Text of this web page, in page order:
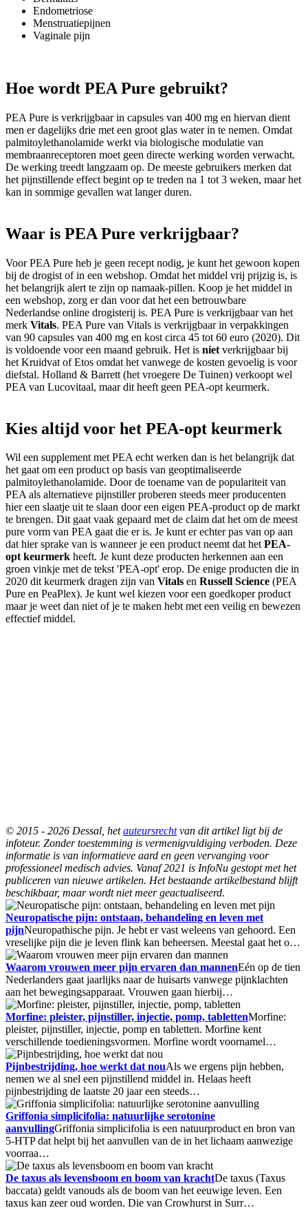
Endometriose
Menstruatiepijnen
Vaginale pijn
Hoe wordt PEA Pure gebruikt?
PEA Pure is verkrijgbaar in capsules van 400 mg en hiervan dient
men er dagelijks drie met een groot glas water in te nemen. Omdat
palmitoylethanolamide werkt via biologische modulatie van
membraanreceptoren moet geen directe werking worden verwacht.
De werking treedt langzaam op. De meeste gebruikers merken dat
het pijnstillende effect begint op te treden na 1 tot 3 weken, maar het
kan in sommige gevallen wat langer duren.
Waar is PEA Pure verkrijgbaar?
Voor PEA Pure heb je geen recept nodig, je kunt het gewoon kopen
bij de drogist of in een webshop. Omdat het middel vrij prijzig is, is
het belangrijk alert te zijn op namaak-pillen. Koop je het middel in
een webshop, zorg er dan voor dat het een betrouwbare
Nederlandse online drogisterij is. PEA Pure is verkrijgbaar van het
merk Vitals. PEA Pure van Vitals is verkrijgbaar in verpakkingen
van 90 capsules van 400 mg en kost circa 45 tot 60 euro (2020). Dit
is voldoende voor een maand gebruik. Het is niet verkrijgbaar bij
het Kruidvat of Etos omdat het vanwege de kosten gevoelig is voor
diefstal. Holland & Barrett (het vroegere De Tuinen) verkoopt wel
PEA van Lucovitaal, maar dit heeft geen PEA-opt keurmerk.
Kies altijd voor het PEA-opt keurmerk
Wil een supplement met PEA echt werken dan is het belangrijk dat
het gaat om een product op basis van geoptimaliseerde
palmitoylethanolamide. Door de toename van de populariteit van
PEA als alternatieve pijnstiller proberen steeds meer producenten
hier een slaatje uit te slaan door een eigen PEA-product op de markt
te brengen. Dit gaat vaak gepaard met de claim dat het om de meest
pure vorm van PEA gaat die er is. Je kunt er echter pas van op aan
dat hier sprake van is wanneer je een product neemt dat hetPEA-
opt keurmerk heeft. Je kunt deze producten herkennen aan een
groen vinkje met de tekst 'PEA-opt' erop. De enige producten die in
2020 dit keurmerk dragen zijn van Vitals en Russell Science (PEA
Pure en PeaPlex). Je kunt wel kiezen voor een goedkoper product
maar je weet dan niet of je te maken hebt met een veilig en bewezen
effectief middel.
© 2015 - 2026 Dessal, hetauteursrechtvan dit artikel ligt bij de
infoteur. Zonder toestemming is vermenigvuldiging verboden. Deze
informatie is van informatieve aard en geen vervanging voor
professioneel medisch advies. Vanaf 2021 is InfoNu gestopt met het
publiceren van nieuwe artikelen. Het bestaande artikelbestand blijft
beschikbaar, maar wordt niet meer geactualiseerd.
Neuropatische pijn: ontstaan, behandeling en leven met
pijnNeuropathische pijn. Je hebt er vast weleens van gehoord. Een
vreselijke pijn die je leven flink kan beheersen. Meestal gaat het o…
Waarom vrouwen meer pijn ervaren dan mannenEén op de tien
Nederlanders gaat jaarlijks naar de huisarts vanwege pijnklachten
aan het bewegingsapparaat. Vrouwen gaan hierbij…
Morfine: pleister, pijnstiller, injectie, pomp, tablettenMorfine:
pleister, pijnstiller, injectie, pomp en tabletten. Morfine kent
verschillende toedieningsvormen. Morfine wordt voornamel…
Pijnbestrijding, hoe werkt dat nouAls we ergens pijn hebben,
nemen we al snel een pijnstillend middel in. Helaas heeft
pijnbestrijding de laatste 20 jaar een steeds…
Griffonia simplicifolia: natuurlijke serotonine
aanvullingGriffonia simplicifolia is een natuurproduct en bron van
5-HTP dat helpt bij het aanvullen van de in het lichaam aanwezige
voorraa…
De taxus als levensboom en boom van krachtDe taxus (Taxus
baccata) geldt vanouds als de boom van het eeuwige leven. Een
taxus kan zeer oud worden. Die van Crowhurst in Surr…